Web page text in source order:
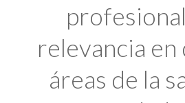
relevancia en
áreas de la